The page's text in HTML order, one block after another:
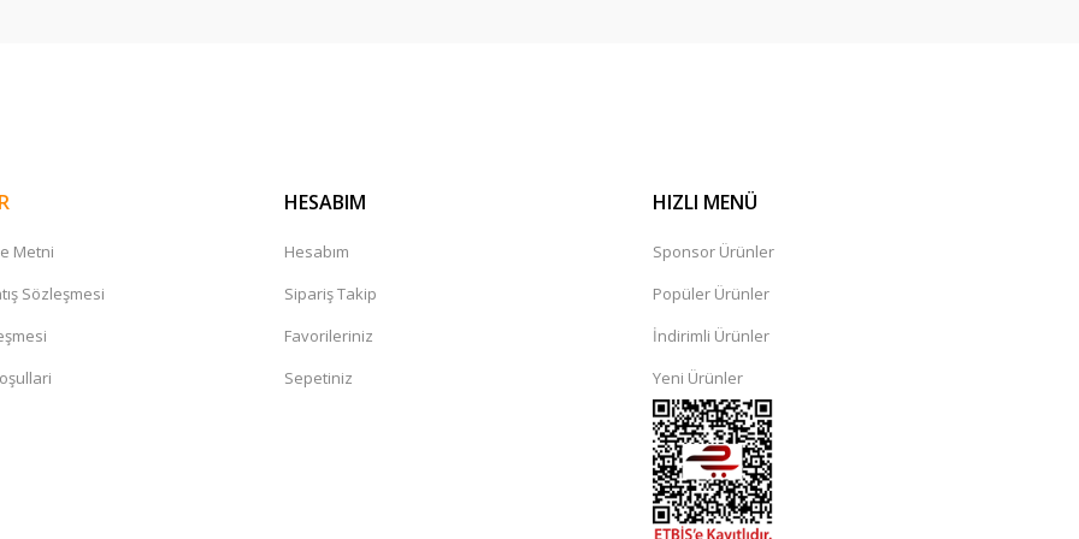
| Yonex PolyTour Fire 120 Monofilament 200 m Tenis Kordaj - Kırmızı | Yonex
Metni
Sözleşmesi
HESABIM
Hesabım
Sipariş Takip
Favorileriniz
Sepetiniz
HIZLI MENÜ
Sponsor Ürünler
Popüler Ürünler
İndirimli Ürünler
Yeni Ürünler